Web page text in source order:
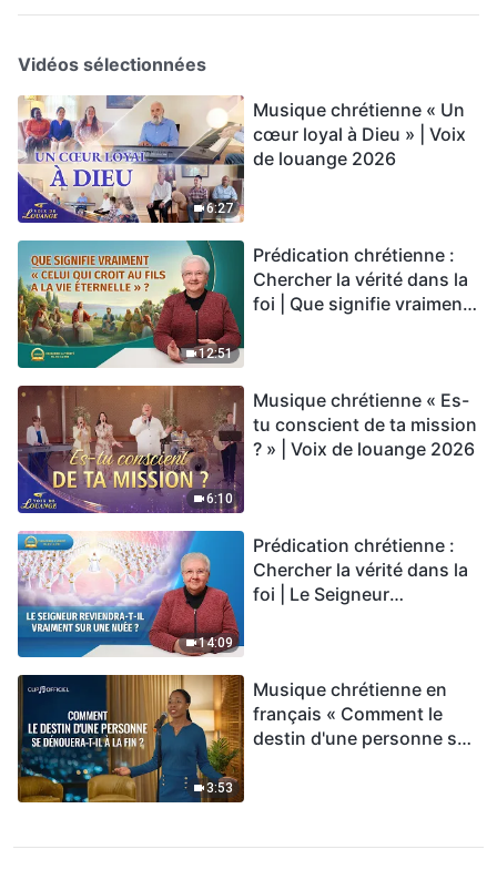
Vidéos sélectionnées
6:27
Musique chrétienne « Un
cœur loyal à Dieu » | Voix
de louange 2026
12:51
Prédication chrétienne :
Chercher la vérité dans la
foi | Que signifie vraiment
6:10
Musique chrétienne « Es-
tu conscient de ta mission
? » | Voix de louange 2026
14:09
Prédication chrétienne :
Chercher la vérité dans la
foi | Le Seigneur
3:53
Musique chrétienne en
français « Comment le
destin d'une personne se